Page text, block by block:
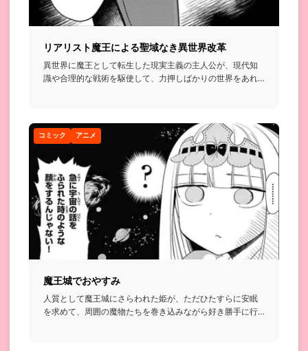
リアリスト魔王による聖域なき異世界改革
異世界に魔王として転生した現実主義の主人公が、現代知
識や合理的な戦術を駆使して、力押しばかりの世界をあれ
コミック アニメ
魔王城でおやすみ
人質として魔王城にさらわれた姫が、ただひたすらに安眠
を求めて、周囲の魔物たちを巻き込みながら好き勝手に行